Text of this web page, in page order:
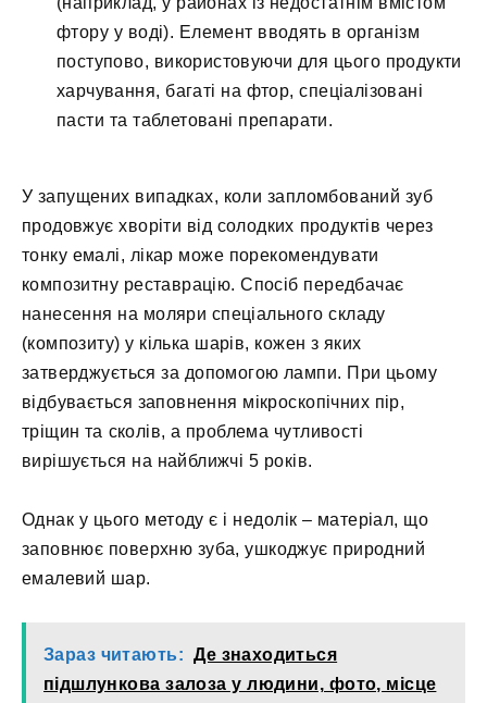
фтору у воді). Елемент вводять в організм
поступово, використовуючи для цього продукти
харчування, багаті на фтор, спеціалізовані
пасти та таблетовані препарати.
У запущених випадках, коли запломбований зуб
продовжує хворіти від солодких продуктів через
тонку емалі, лікар може порекомендувати
композитну реставрацію. Спосіб передбачає
нанесення на моляри спеціального складу
(композиту) у кілька шарів, кожен з яких
затверджується за допомогою лампи. При цьому
відбувається заповнення мікроскопічних пір,
тріщин та сколів, а проблема чутливості
вирішується на найближчі 5 років.
Однак у цього методу є і недолік – матеріал, що
заповнює поверхню зуба, ушкоджує природний
емалевий шар.
Зараз читають: Де знаходиться
підшлункова залоза у людини, фото, місце